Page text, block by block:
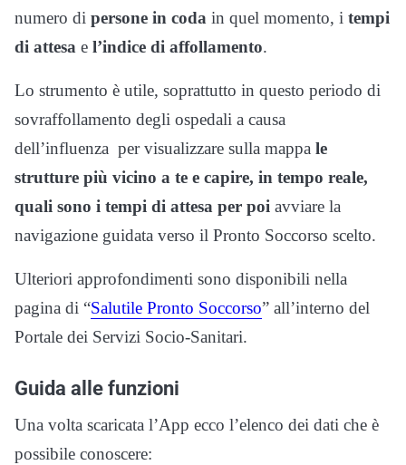
numero di persone in coda in quel momento, i tempi
di attesa e l’indice di affollamento.
Lo strumento è utile, soprattutto in questo periodo di
sovraffollamento degli ospedali a causa
dell’influenza per visualizzare sulla mappa le
strutture più vicino a te e capire, in tempo reale,
quali sono i tempi di attesa per poi avviare la
navigazione guidata verso il Pronto Soccorso scelto.
Ulteriori approfondimenti sono disponibili nella
pagina di “Salutile Pronto Soccorso” all’interno del
Portale dei Servizi Socio-Sanitari.
Guida alle funzioni
Una volta scaricata l’App ecco l’elenco dei dati che è
possibile conoscere: